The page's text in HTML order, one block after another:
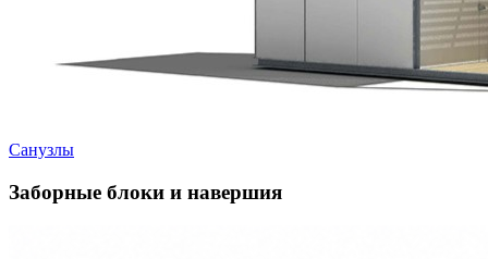
Санузлы
Заборные блоки и навершия